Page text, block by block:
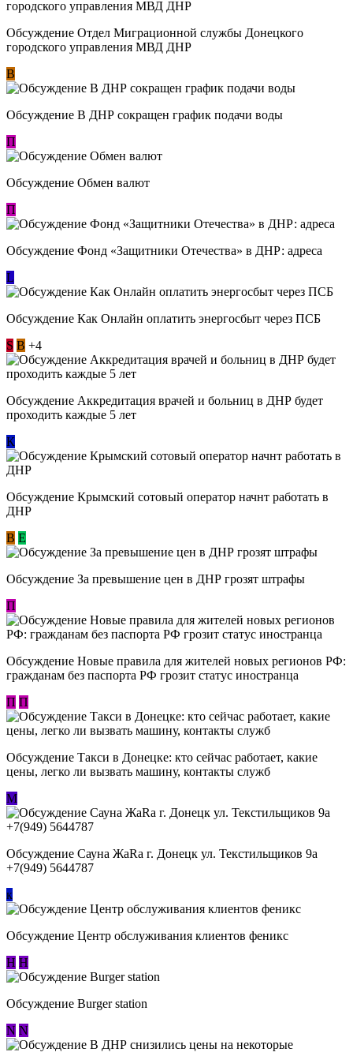
Обсуждение Отдел Миграционной службы Донецкого
городского управления МВД ДНР
В
Обсуждение В ДНР сокращен график подачи воды
П
Обсуждение Обмен валют
П
Обсуждение Фонд «Защитники Отечества» в ДНР: адреса
L
Обсуждение ​Как Онлайн оплатить энергосбыт через ПСБ
S В +4
Обсуждение Аккредитация врачей и больниц в ДНР будет
проходить каждые 5 лет
К
Обсуждение Крымский сотовый оператор начнт работать в
ДНР
В E
Обсуждение За превышение цен в ДНР грозят штрафы
П
Обсуждение Новые правила для жителей новых регионов РФ:
гражданам без паспорта РФ грозит статус иностранца
П П
Обсуждение ​Такси в Донецке: кто сейчас работает, какие
цены, легко ли вызвать машину, контакты служб
М
Обсуждение Сауна ЖаRa г. Донецк ул. Текстильщиков 9а
+7(949) 5644787
к
Обсуждение Центр обслуживания клиентов феникс
Н Н
Обсуждение Burger station
N N